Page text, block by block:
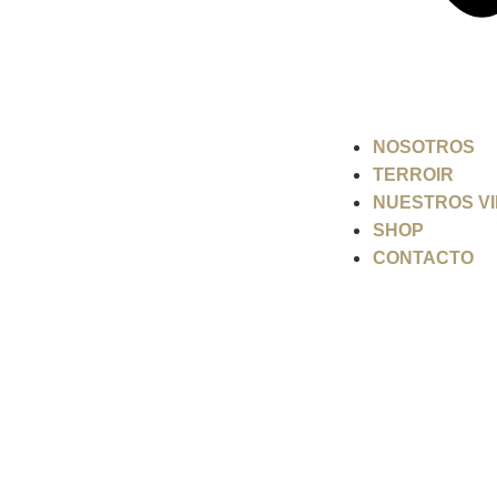
NOSOTROS
TERROIR
NUESTROS
SHOP
CONTACTO